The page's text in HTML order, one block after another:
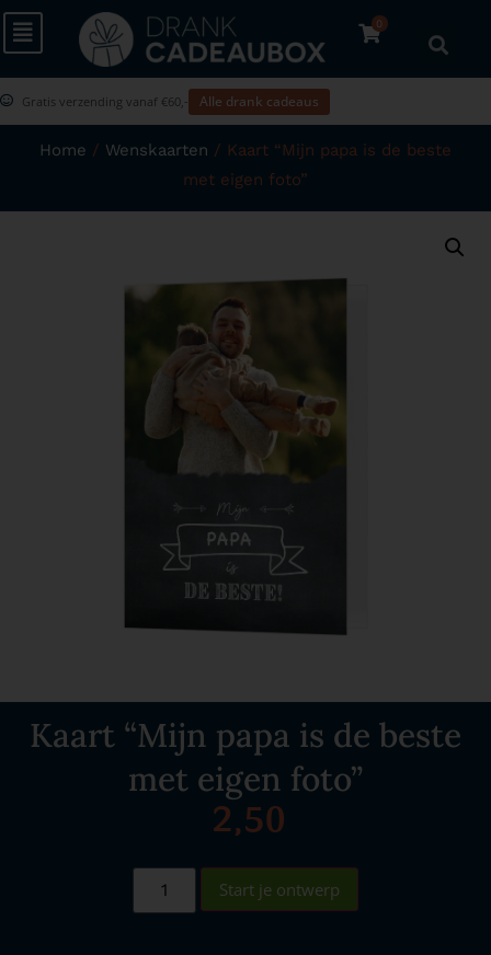
0
Gratis verzending vanaf €60,- Alle drank cadeaus
Home / Wenskaarten / Kaart “Mijn papa is de beste
met eigen foto”
Kaart “Mijn papa is de beste
met eigen foto”
2,50
Start je ontwerp